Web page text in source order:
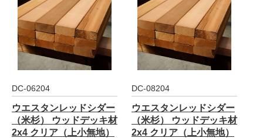
DC-06204
ウエスタンレッドシダー
（米杉） ウッドデッキ材
2x4 クリア（上小無地）
DC-08204
ウエスタンレッドシダー
（米杉） ウッドデッキ材
2x4 クリア（上小無地）